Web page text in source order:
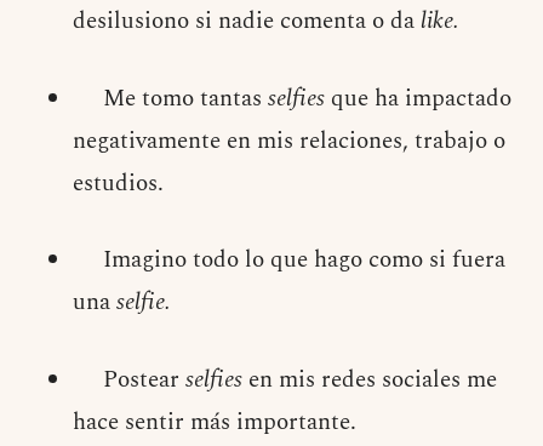
desilusiono si nadie comenta o dalike.
Me tomo tantas selfies que ha impactado
negativamente en mis relaciones, trabajo o
estudios.
Imagino todo lo que hago como si fuera
unaselfie.
Postear selfies en mis redes sociales me
hace sentir más importante.